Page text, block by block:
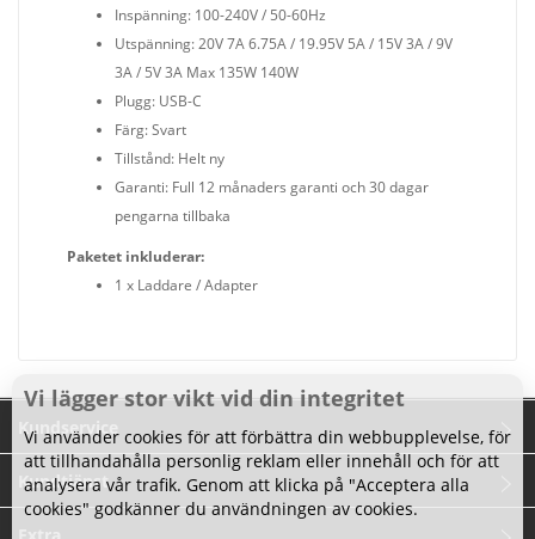
Inspänning: 100-240V / 50-60Hz
Utspänning: 20V 7A 6.75A / 19.95V 5A / 15V 3A / 9V
3A / 5V 3A Max 135W 140W
Plugg: USB-C
Färg: Svart
Tillstånd: Helt ny
Garanti: Full 12 månaders garanti och 30 dagar
pengarna tillbaka
Paketet inkluderar:
1 x Laddare / Adapter
Kundservice
Kundtjänst
Vi lägger stor vikt vid din integritet
Vi använder cookies för att förbättra din webbupplevelse, för
att tillhandahålla personlig reklam eller innehåll och för att
analysera vår trafik. Genom att klicka på "Acceptera alla
cookies" godkänner du användningen av cookies.